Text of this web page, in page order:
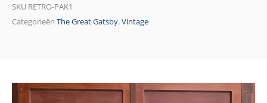
SKU RETRO-PAK1
Categorieën The Great Gatsby,Vintage